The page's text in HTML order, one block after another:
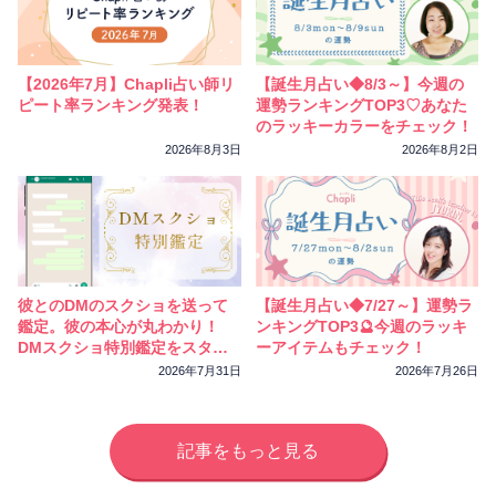
【2026年7月】Chapli占い師リ
ピート率ランキング発表！
2026年8月3日
【誕生月占い◆8/3～】今週の
運勢ランキングTOP3♡あなた
のラッキーカラーをチェック！
2026年8月2日
彼とのDMのスクショを送って
鑑定。彼の本心が丸わかり！
DMスクショ特別鑑定をスター
2026年7月31日
【誕生月占い◆7/27～】運勢ラ
ンキングTOP3🔮今週のラッキ
ーアイテムもチェック！
2026年7月26日
記事をもっと見る